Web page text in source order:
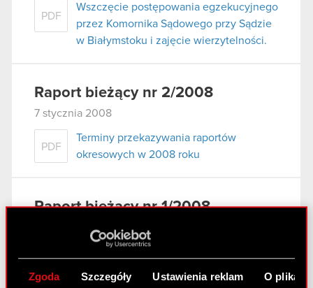
Zgoda Szczegóły Ustawienia reklam O
PDF
Wszczęcie postępowania egzekucyjnego
przez Komornika Sądowego przy Sądzie
w Białymstoku i zajęcie wierzytelności.
Raport bieżący nr 2/2008
7 stycznia 2008
PDF
Terminy przekazywania raportów
okresowych w 2008 roku
Raport bieżący nr 1/2008
7 stycznia 2008
PDF Powołanie prokurenta samoistnego